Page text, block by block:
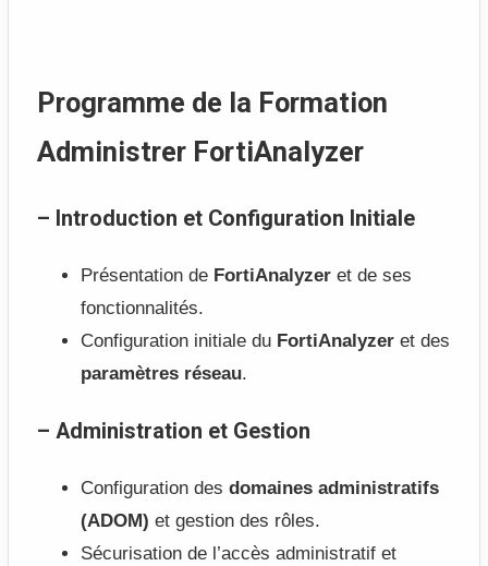
Programme de la Formation
Administrer FortiAnalyzer
– Introduction et Configuration Initiale
Présentation de FortiAnalyzeret de ses
fonctionnalités.
Configuration initiale du FortiAnalyzeret des
paramètres réseau.
– Administration et Gestion
Configuration des domaines administratifs
(ADOM) et gestion des rôles.
Sécurisation de l’accès administratif et